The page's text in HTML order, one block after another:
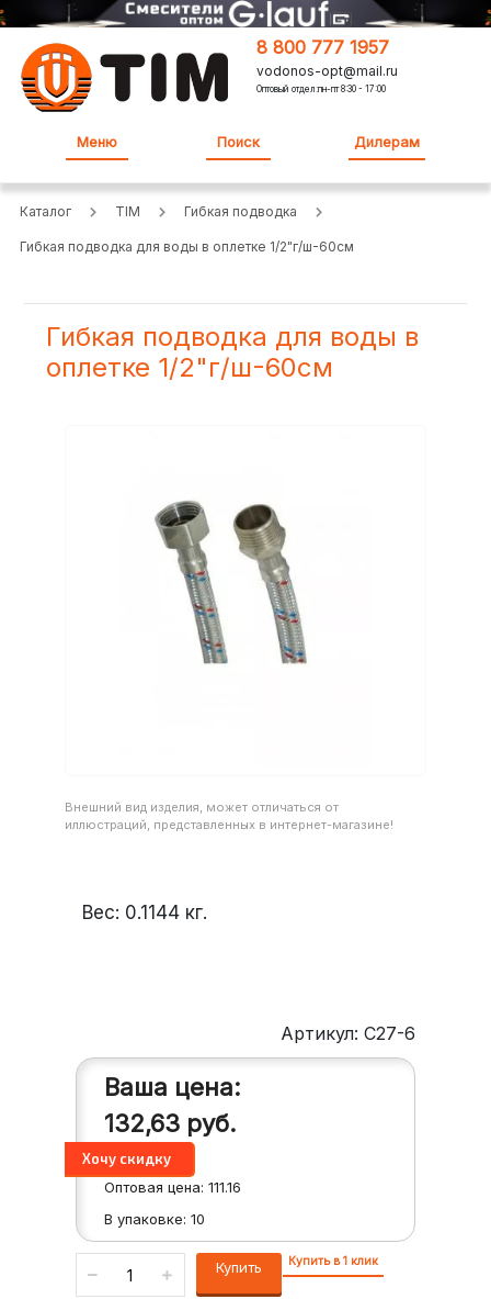
8 800 777 1957
vodonos-opt@mail.ru
Оптовый отдел:пн-пт 8:30 - 17:00
Меню Поиск Дилерам
Каталог TIM Гибкая подводка
Гибкая подводка для воды в оплетке 1/2"г/ш-60см
Гибкая подводка для воды в
оплетке 1/2"г/ш-60см
Внешний вид изделия, может отличаться от
иллюстраций, представленных в интернет-магазине!
Вес: 0.1144 кг.
Артикул: C27-6
Ваша цена:
132,63 руб.
Оптовая цена: 111.16
В упаковке: 10
Купить Купить в 1 клик